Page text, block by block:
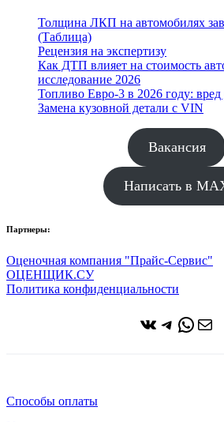
Толщина ЛКП на автомобилях
(Таблица)
Рецензия на экспертизу
Как ДТП влияет на стоимость
исследование 2026
Топливо Евро-3 в 2026 году:
Замена кузовной детали с VIN
Вакансия
Написать в
Партнеры:
Оценочная компания "Прайс-Сервис"
ОЦЕНЩИК.СУ
Политика конфиденциальности
ВКонтакте
Telegram
Способы оплаты